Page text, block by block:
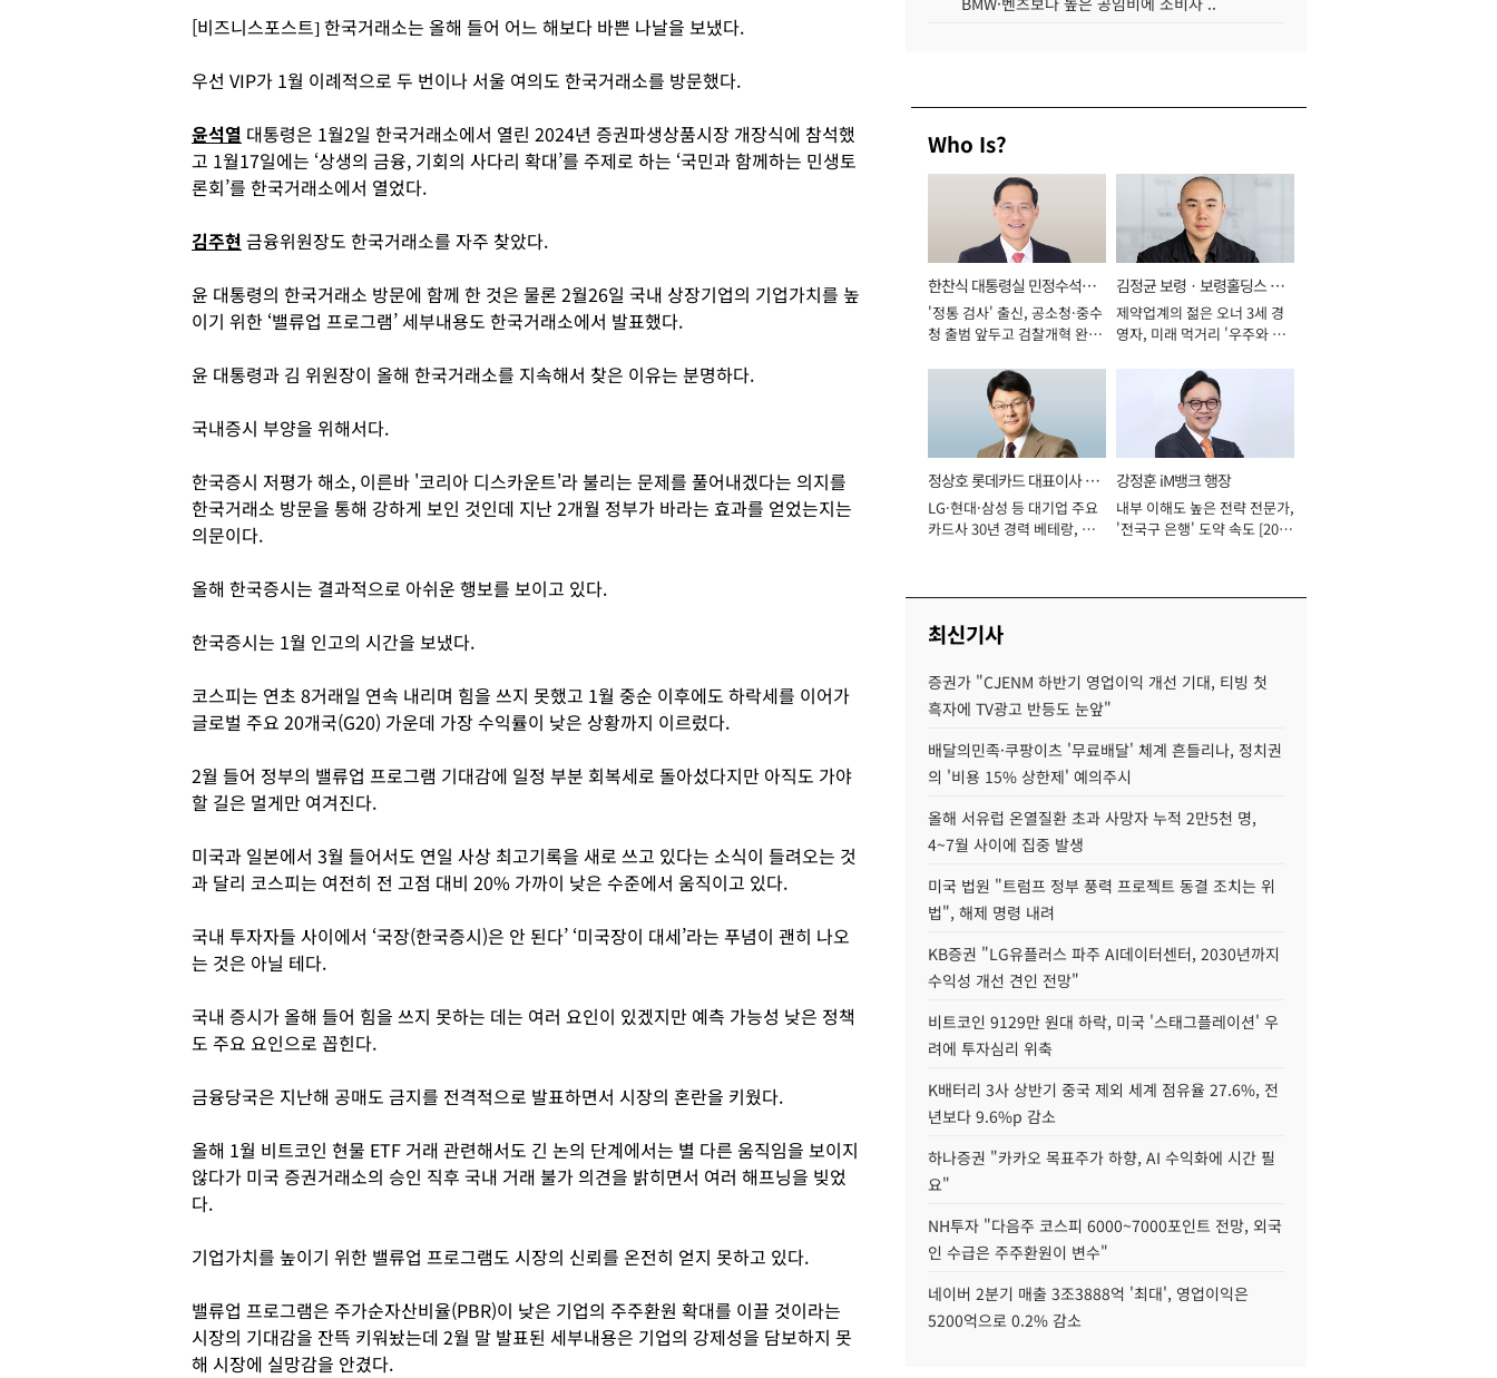
[비즈니스포스트] 한국거래소는 올해 들어 어느 해보다 바쁜 나날을 보냈다.
우선 VIP가 1월 이례적으로 두 번이나 서울 여의도 한국거래소를 방문했다.
윤석열 대통령은 1월2일 한국거래소에서 열린 2024년 증권파생상품시장 개장식에 참석했
고 1월17일에는 ‘상생의 금융, 기회의 사다리 확대’를 주제로 하는 ‘국민과 함께하는 민생토
론회’를 한국거래소에서 열었다.
김주현 금융위원장도 한국거래소를 자주 찾았다.
윤 대통령의 한국거래소 방문에 함께 한 것은 물론 2월26일 국내 상장기업의 기업가치를 높
이기 위한 ‘밸류업 프로그램’ 세부내용도 한국거래소에서 발표했다.
윤 대통령과 김 위원장이 올해 한국거래소를 지속해서 찾은 이유는 분명하다.
국내증시 부양을 위해서다.
한국증시 저평가 해소, 이른바 '코리아 디스카운트'라 불리는 문제를 풀어내겠다는 의지를
한국거래소 방문을 통해 강하게 보인 것인데 지난 2개월 정부가 바라는 효과를 얻었는지는
의문이다.
올해 한국증시는 결과적으로 아쉬운 행보를 보이고 있다.
한국증시는 1월 인고의 시간을 보냈다.
코스피는 연초 8거래일 연속 내리며 힘을 쓰지 못했고 1월 중순 이후에도 하락세를 이어가
글로벌 주요 20개국(G20) 가운데 가장 수익률이 낮은 상황까지 이르렀다.
2월 들어 정부의 밸류업 프로그램 기대감에 일정 부분 회복세로 돌아섰다지만 아직도 가야
할 길은 멀게만 여겨진다.
미국과 일본에서 3월 들어서도 연일 사상 최고기록을 새로 쓰고 있다는 소식이 들려오는 것
과 달리 코스피는 여전히 전 고점 대비 20% 가까이 낮은 수준에서 움직이고 있다.
국내 투자자들 사이에서 ‘국장(한국증시)은 안 된다’ ‘미국장이 대세’라는 푸념이 괜히 나오
는 것은 아닐 테다.
국내 증시가 올해 들어 힘을 쓰지 못하는 데는 여러 요인이 있겠지만 예측 가능성 낮은 정책
도 주요 요인으로 꼽힌다.
금융당국은 지난해 공매도 금지를 전격적으로 발표하면서 시장의 혼란을 키웠다.
올해 1월 비트코인 현물 ETF 거래 관련해서도 긴 논의 단계에서는 별 다른 움직임을 보이지
않다가 미국 증권거래소의 승인 직후 국내 거래 불가 의견을 밝히면서 여러 해프닝을 빚었
다.
기업가치를 높이기 위한 밸류업 프로그램도 시장의 신뢰를 온전히 얻지 못하고 있다.
밸류업 프로그램은 주가순자산비율(PBR)이 낮은 기업의 주주환원 확대를 이끌 것이라는
시장의 기대감을 잔뜩 키워놨는데 2월 말 발표된 세부내용은 기업의 강제성을 담보하지 못
해 시장에 실망감을 안겼다.
Who Is?
한찬식 대통령실 민정수석비
서관
'정통 검사' 출신, 공소청·중수
청 출범 앞두고 검찰개혁 완수
김정균 보령ㆍ보령홀딩스 대
표이사 사장
제약업계의 젊은 오너 3세 경
영자, 미래 먹거리 '우주와 헬
정상호 롯데카드 대표이사 사
장
LG·현대·삼성 등 대기업 주요
카드사 30년 경력 베테랑, 신
강정훈 iM뱅크 행장
내부 이해도 높은 전략 전문가,
'전국구 은행' 도약 속도 [2026
최신기사
증권가 "CJENM 하반기 영업이익 개선 기대, 티빙 첫
흑자에 TV광고 반등도 눈앞"
배달의민족·쿠팡이츠 '무료배달' 체계 흔들리나, 정치권
의 '비용 15% 상한제' 예의주시
올해 서유럽 온열질환 초과 사망자 누적 2만5천 명,
4~7월 사이에 집중 발생
미국 법원 "트럼프 정부 풍력 프로젝트 동결 조치는 위
법", 해제 명령 내려
KB증권 "LG유플러스 파주 AI데이터센터, 2030년까지
수익성 개선 견인 전망"
비트코인 9129만 원대 하락, 미국 '스태그플레이션' 우
려에 투자심리 위축
K배터리 3사 상반기 중국 제외 세계 점유율 27.6%, 전
년보다 9.6%p 감소
하나증권 "카카오 목표주가 하향, AI 수익화에 시간 필
요"
NH투자 "다음주 코스피 6000~7000포인트 전망, 외국
인 수급은 주주환원이 변수"
네이버 2분기 매출 3조3888억 '최대', 영업이익은
5200억으로 0.2% 감소